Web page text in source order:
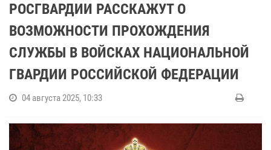
РОСГВАРДИИ РАССКАЖУТ О
ВОЗМОЖНОСТИ ПРОХОЖДЕНИЯ
СЛУЖБЫ В ВОЙСКАХ НАЦИОНАЛЬНОЙ
ГВАРДИИ РОССИЙСКОЙ ФЕДЕРАЦИИ
04 августа 2025, 10:33